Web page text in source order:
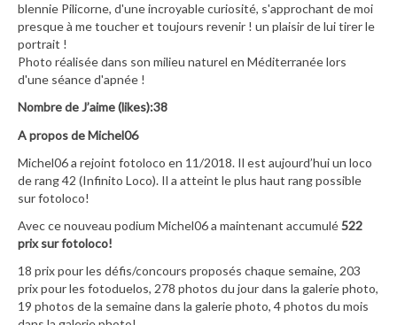
blennie Pilicorne, d'une incroyable curiosité, s'approchant de moi
presque à me toucher et toujours revenir ! un plaisir de lui tirer le
portrait !
Photo réalisée dans son milieu naturel en Méditerranée lors
d'une séance d'apnée !
Nombre de J’aime (likes):38
A propos de Michel06
Michel06 a rejoint fotoloco en 11/2018. Il est aujourd’hui un loco
de rang 42 (Infinito Loco). Il a atteint le plus haut rang possible
sur fotoloco!
Avec ce nouveau podium Michel06 a maintenant accumulé522
prix sur fotoloco!
18 prix pour les défis/concours proposés chaque semaine, 203
prix pour les fotoduelos, 278 photos du jour dans la galerie photo,
19 photos de la semaine dans la galerie photo, 4 photos du mois